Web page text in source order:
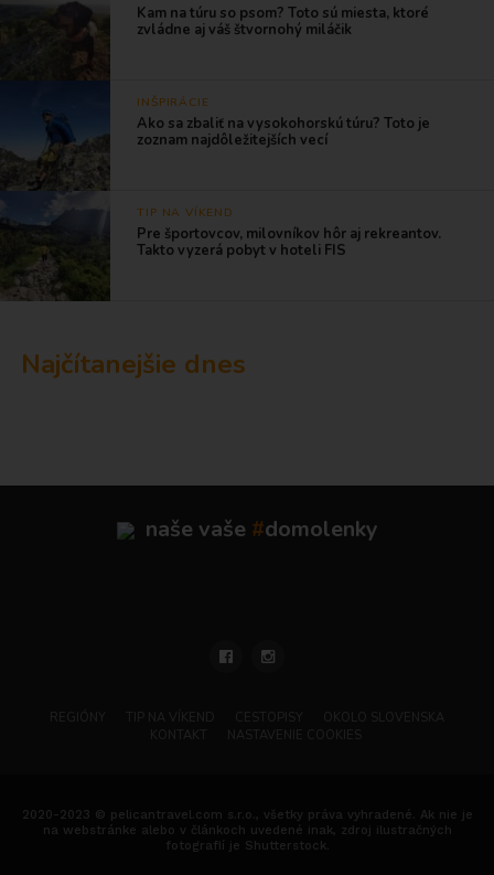
Kam na túru so psom? Toto sú miesta, ktoré
zvládne aj váš štvornohý miláčik
INŠPIRÁCIE
Ako sa zbaliť na vysokohorskú túru? Toto je
zoznam najdôležitejších vecí
TIP NA VÍKEND
Pre športovcov, milovníkov hôr aj rekreantov.
Takto vyzerá pobyt v hoteli FIS
Najčítanejšie dnes
naše vaše #domolenky
2020-2023 © pelicantravel.com s.r.o., všetky práva vyhradené. Ak nie je
na webstránke alebo v článkoch uvedené inak, zdroj ilustračných
fotografií je Shutterstock.